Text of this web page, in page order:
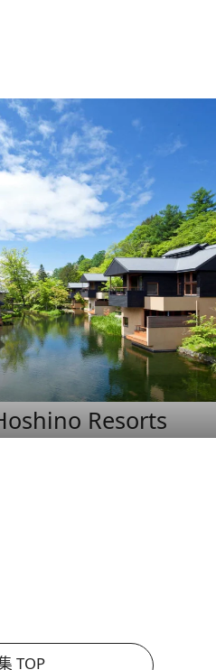
Resorts
TOP